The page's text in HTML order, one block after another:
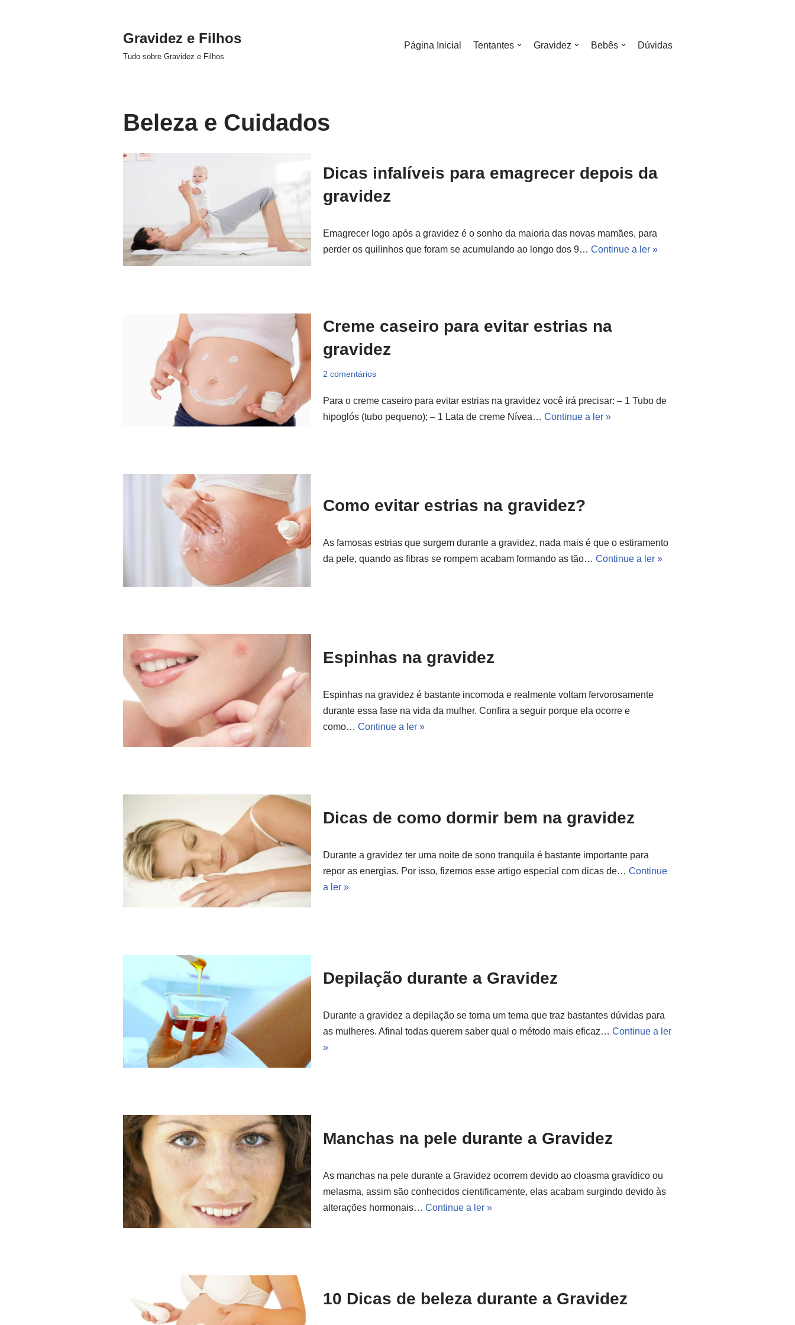
Gravidez e Filhos
Tudo sobre Gravidez e Filhos
Página Inicial Tentantes Gravidez Bebês Dúvidas
Beleza e Cuidados
Dicas infalíveis para emagrecer depois da
gravidez
Emagrecer logo após a gravidez é o sonho da maioria das novas mamães, para
perder os quilinhos que foram se acumulando ao longo dos 9… Continue a ler »
Creme caseiro para evitar estrias na
gravidez
2 comentários
Para o creme caseiro para evitar estrias na gravidez você irá precisar: – 1 Tubo de
hipoglós (tubo pequeno); – 1 Lata de creme Nívea… Continue a ler »
Como evitar estrias na gravidez?
As famosas estrias que surgem durante a gravidez, nada mais é que o estiramento
da pele, quando as fibras se rompem acabam formando as tão… Continue a ler »
Espinhas na gravidez
Espinhas na gravidez é bastante incomoda e realmente voltam fervorosamente
durante essa fase na vida da mulher. Confira a seguir porque ela ocorre e
como… Continue a ler »
Dicas de como dormir bem na gravidez
Durante a gravidez ter uma noite de sono tranquila é bastante importante para
repor as energias. Por isso, fizemos esse artigo especial com dicas de… Continue
a ler »
Depilação durante a Gravidez
Durante a gravidez a depilação se torna um tema que traz bastantes dúvidas para
as mulheres. Afinal todas querem saber qual o método mais eficaz… Continue a ler
»
Manchas na pele durante a Gravidez
As manchas na pele durante a Gravidez ocorrem devido ao cloasma gravídico ou
melasma, assim são conhecidos cientificamente, elas acabam surgindo devido às
alterações hormonais… Continue a ler »
10 Dicas de beleza durante a Gravidez